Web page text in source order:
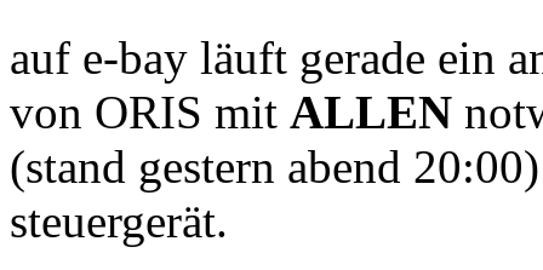
auf e-bay läuft gerade ein
von ORIS mit ALLEN
(stand gestern abend
steuergerät.